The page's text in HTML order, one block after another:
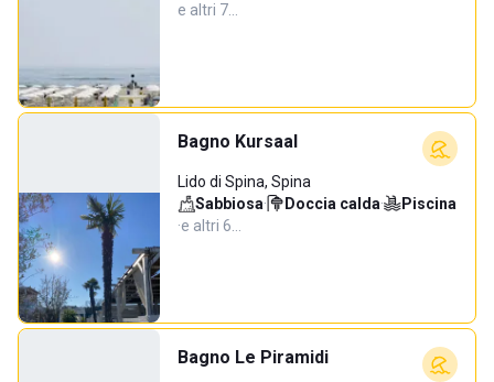
e altri 7…
Bagno Kursaal
Lido di Spina, Spina
Sabbiosa· Doccia calda·
Piscina
·e altri 6…
Bagno Le Piramidi